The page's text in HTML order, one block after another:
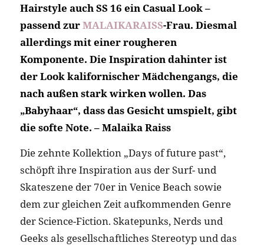
Hairstyle auch SS 16 ein Casual Look –
passend zurMALAIKARAISS-Frau. Diesmal
allerdings mit einer rougheren
Komponente. Die Inspiration dahinter ist
der Look kalifornischer Mädchengangs, die
nach außen stark wirken wollen. Das
„Babyhaar“, dass das Gesicht umspielt, gibt
die softe Note. – Malaika Raiss
Die zehnte Kollektion „Days of future past“,
schöpft ihre Inspiration aus der Surf- und
Skateszene der 70er in Venice Beach sowie
dem zur gleichen Zeit aufkommenden Genre
der Science-Fiction. Skatepunks, Nerds und
Geeks als gesellschaftliches Stereotyp und das